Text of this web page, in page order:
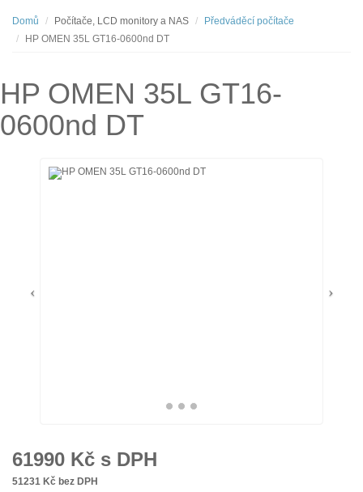
Domů Počítače, LCD monitory a NAS
Předváděcí počítače
HP OMEN 35L GT16-0600nd DT
HP OMEN 35L GT16-
0600nd DT
61990 Kč s DPH
51231 Kč bez DPH